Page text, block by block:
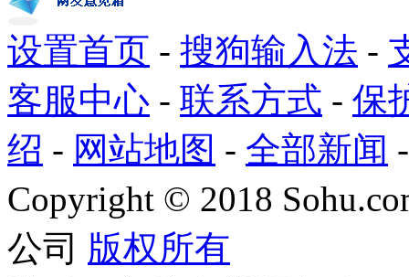
设置首页 - 搜狗输入法 -
客服中心 - 联系方式 - 保
绍 - 网站地图 - 全部新闻
Copyright © 2018
公司 版权所有